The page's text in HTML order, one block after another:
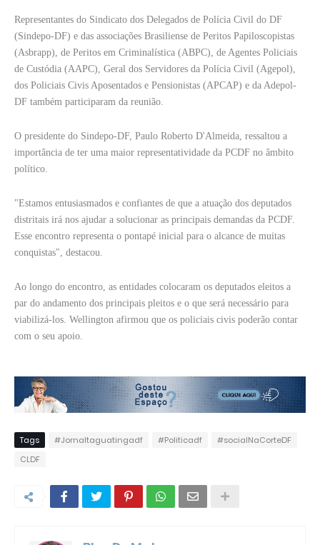
Representantes do Sindicato dos Delegados de Polícia Civil do DF
(Sindepo-DF) e das associações Brasiliense de Peritos Papiloscopistas
(Asbrapp), de Peritos em Criminalística (ABPC), de Agentes Policiais
de Custódia (AAPC), Geral dos Servidores da Polícia Civil (Agepol),
dos Policiais Civis Aposentados e Pensionistas (APCAP) e da Adepol-
DF também participaram da reunião.
O presidente do Sindepo-DF, Paulo Roberto D'Almeida, ressaltou a
importância de ter uma maior representatividade da PCDF no âmbito
político.
"Estamos entusiasmados e confiantes de que a atuação dos deputados
distritais irá nos ajudar a solucionar as principais demandas da PCDF.
Esse encontro representa o pontapé inicial para o alcance de muitas
conquistas", destacou.
Ao longo do encontro, as entidades colocaram os deputados eleitos a
par do andamento dos principais pleitos e o que será necessário para
viabilizá-los. Wellington afirmou que os policiais civis poderão contar
com o seu apoio.
Tags #Jornaltaguatingadf #Politicadf
#socialNaCorteDF
CLDF